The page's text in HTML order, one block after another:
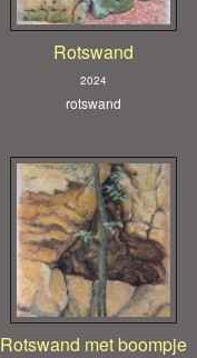
Rotswand
2024
rotswand
Rotswand met boompje